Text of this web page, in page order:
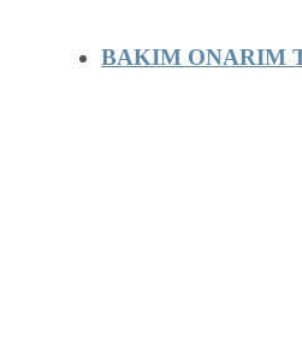
BAKIM ONARIM